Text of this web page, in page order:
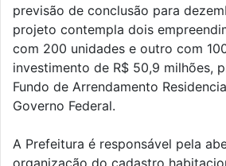
previsão de conclusão para
projeto contempla dois
com 200 unidades e outro com
investimento de R$ 50,9 milhões,
Fundo de Arrendamento
Governo Federal.
A Prefeitura é responsável pela
organização do cadastro